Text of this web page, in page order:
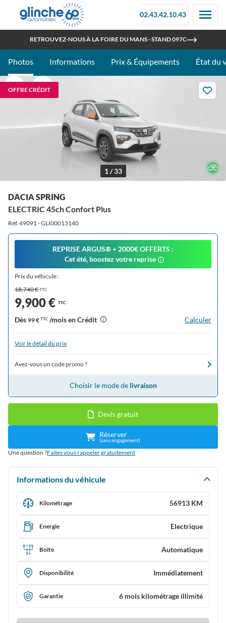
02.43.42.10.43
RETROUVEZ-NOUS À LA FOIRE DU MANS - STAND 097C
OUVERT TOUT L'ÉTÉ
Photos Informations Prix & Équipements État du
OFFRE CRÉDIT
1 / 33
DACIA SPRING
ELECTRIC 45ch Confort Plus
Réf. 49091 - GLI00013140
REPRISE ARGUS®️ + 2000€ OFFERTS :
Cet été, boostez votre reprise
Prix du véhicule :
18,740 €TTC
9,900 € TTC
Dès 99 € TTC /mois en Crédit Calculer
Voir le détail du prix
Avez-vous un code promo ?
Choisir le mode de livraison
Devis gratuit
Réserver
(sans engagement)
Une question ?Faites vous rappeler gratuitement
Informations du véhicule
Kilométrage 56913 KM
Energie Electrique
Boîte Automatique
Disponibilité Immédiatement
Garantie 6 mois kilométrage illimité